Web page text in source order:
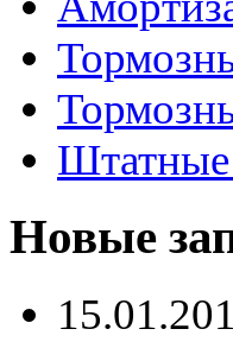
Штатные
Новые